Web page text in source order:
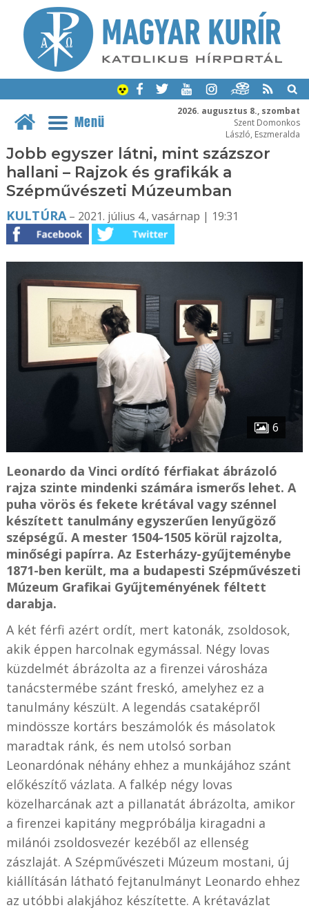
2026. augusztus 8., szombat
Szent Domonkos
László, Eszmeralda
Menü
Jobb egyszer látni, mint százszor
hallani – Rajzok és grafikák a
Szépművészeti Múzeumban
KULTÚRA– 2021. július 4., vasárnap | 19:31
6
Leonardo da Vinci ordító férfiakat ábrázoló
rajza szinte mindenki számára ismerős lehet. A
puha vörös és fekete krétával vagy szénnel
készített tanulmány egyszerűen lenyűgöző
szépségű. A mester 1504-1505 körül rajzolta,
minőségi papírra. Az Esterházy-gyűjteménybe
1871-ben került, ma a budapesti Szépművészeti
Múzeum Grafikai Gyűjteményének féltett
darabja.
A két férfi azért ordít, mert katonák, zsoldosok,
akik éppen harcolnak egymással. Négy lovas
küzdelmét ábrázolta az a firenzei városháza
tanácstermébe szánt freskó, amelyhez ez a
tanulmány készült. A legendás csataképről
mindössze kortárs beszámolók és másolatok
maradtak ránk, és nem utolsó sorban
Leonardónak néhány ehhez a munkájához szánt
előkészítő vázlata. A falkép négy lovas
közelharcának azt a pillanatát ábrázolta, amikor
a firenzei kapitány megpróbálja kiragadni a
milánói zsoldosvezér kezéből az ellenség
zászlaját. A Szépművészeti Múzeum mostani, új
kiállításán látható fejtanulmányt Leonardo ehhez
az utóbbi alakjához készítette. A krétavázlat